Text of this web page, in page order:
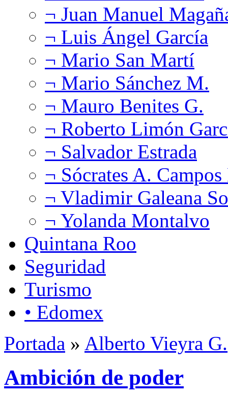
¬ Juan Manuel
¬ Luis Ángel García
¬ Mario San Martí
¬ Mario Sánchez M.
¬ Mauro Benites G.
¬ Roberto Limón
¬ Salvador Estrada
¬ Sócrates A.
¬ Vladimir Galeana
¬ Yolanda Montalvo
Quintana Roo
Seguridad
Turismo
• Edomex
Portada » Alberto Vieyra G.
Ambición de poder